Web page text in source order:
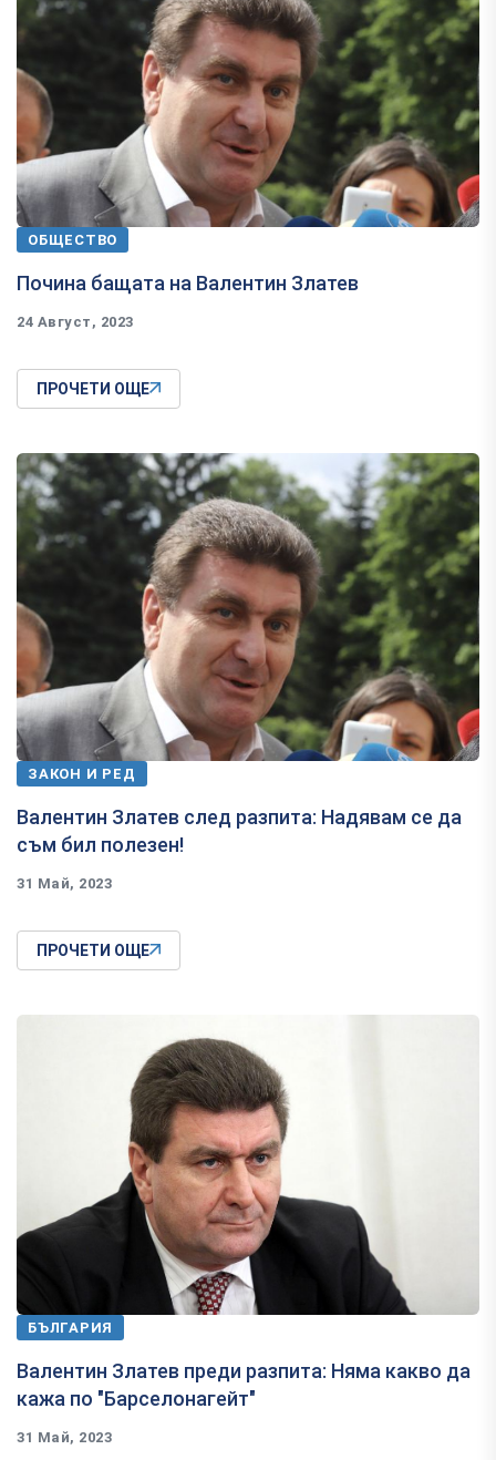
ОБЩЕСТВО
Почина бащата на Валентин Златев
24 Август, 2023
ПРОЧЕТИ ОЩЕ
ЗАКОН И РЕД
Валентин Златев след разпита: Надявам се да
съм бил полезен!
31 Май, 2023
ПРОЧЕТИ ОЩЕ
БЪЛГАРИЯ
Валентин Златев преди разпита: Няма какво да
кажа по "Барселонагейт"
31 Май, 2023